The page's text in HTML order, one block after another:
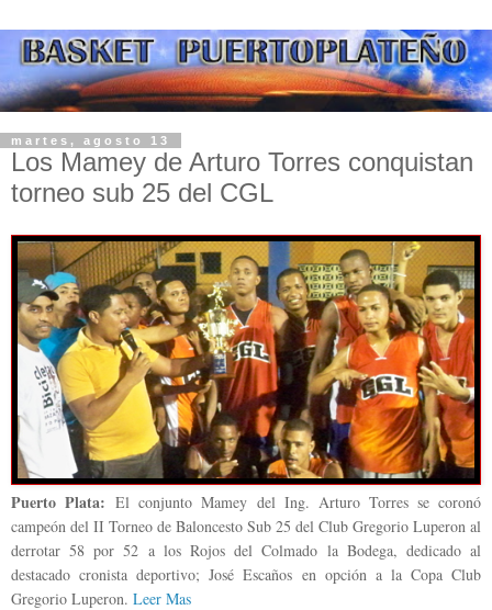
martes, agosto 13
Los Mamey de Arturo Torres conquistan
torneo sub 25 del CGL
Puerto Plata:El conjunto Mamey del Ing. Arturo Torres se coronó
campeón del II Torneo de Baloncesto Sub 25 del Club Gregorio Luperon al
derrotar 58 por 52 a los Rojos del Colmado la Bodega, dedicado al
destacado cronista deportivo; José Escaños en opción a la Copa Club
Gregorio Luperon. Leer Mas